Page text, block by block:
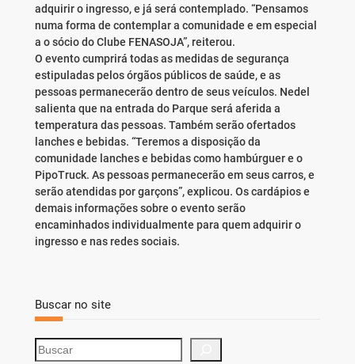
adquirir o ingresso, e já será contemplado. “Pensamos
numa forma de contemplar a comunidade e em especial
a o sócio do Clube FENASOJA”, reiterou.
O evento cumprirá todas as medidas de segurança
estipuladas pelos órgãos públicos de saúde, e as
pessoas permanecerão dentro de seus veículos. Nedel
salienta que na entrada do Parque será aferida a
temperatura das pessoas. Também serão ofertados
lanches e bebidas. “Teremos a disposição da
comunidade lanches e bebidas como hambúrguer e o
PipoTruck. As pessoas permanecerão em seus carros, e
serão atendidas por garçons”, explicou. Os cardápios e
demais informações sobre o evento serão
encaminhados individualmente para quem adquirir o
ingresso e nas redes sociais.
Buscar no site
S